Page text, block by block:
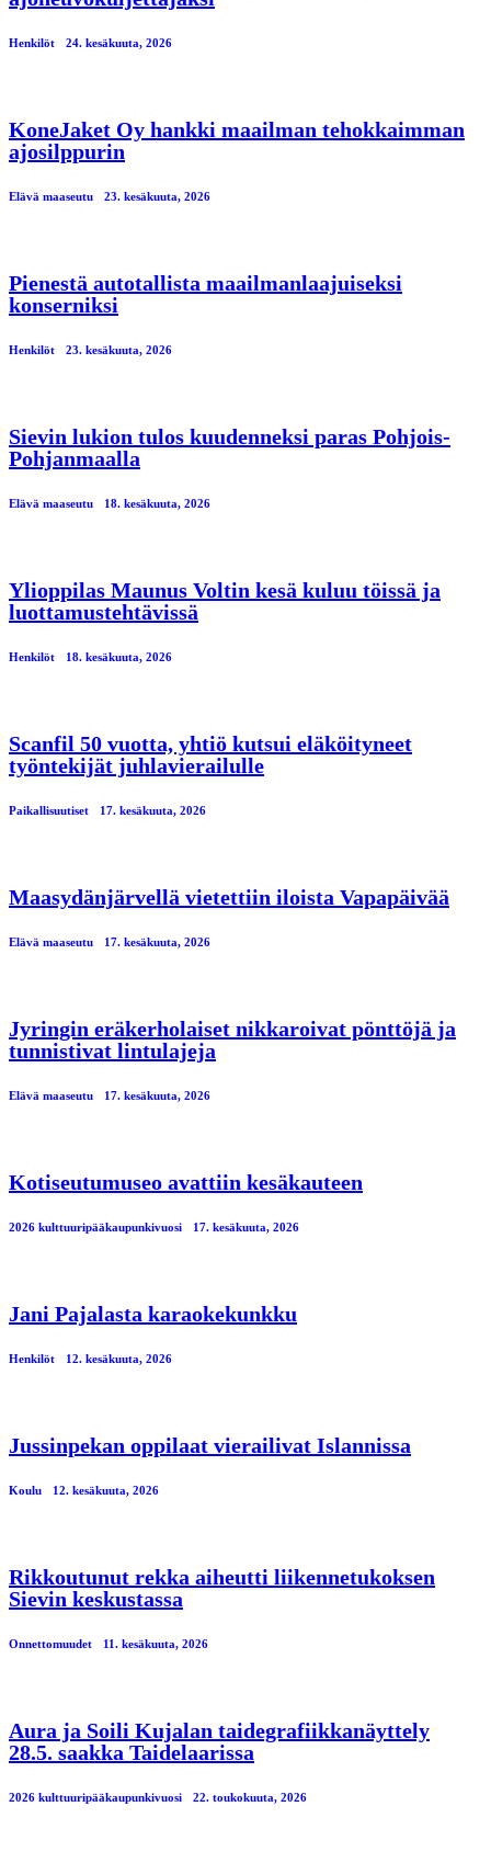
Henkilöt 24. kesäkuuta, 2026
KoneJaket Oy hankki maailman tehokkaimman
ajosilppurin
Elävä maaseutu 23. kesäkuuta, 2026
Pienestä autotallista maailmanlaajuiseksi
konserniksi
Henkilöt 23. kesäkuuta, 2026
Sievin lukion tulos kuudenneksi paras Pohjois-
Pohjanmaalla
Elävä maaseutu 18. kesäkuuta, 2026
Ylioppilas Maunus Voltin kesä kuluu töissä ja
luottamustehtävissä
Henkilöt 18. kesäkuuta, 2026
Scanfil 50 vuotta, yhtiö kutsui eläköityneet
työntekijät juhlavierailulle
Paikallisuutiset 17. kesäkuuta, 2026
Maasydänjärvellä vietettiin iloista Vapapäivää
Elävä maaseutu 17. kesäkuuta, 2026
Jyringin eräkerholaiset nikkaroivat pönttöjä ja
tunnistivat lintulajeja
Elävä maaseutu 17. kesäkuuta, 2026
Kotiseutumuseo avattiin kesäkauteen
2026 kulttuuripääkaupunkivuosi 17. kesäkuuta, 2026
Jani Pajalasta karaokekunkku
Henkilöt 12. kesäkuuta, 2026
Jussinpekan oppilaat vierailivat Islannissa
Koulu 12. kesäkuuta, 2026
Rikkoutunut rekka aiheutti liikennetukoksen
Sievin keskustassa
Onnettomuudet 11. kesäkuuta, 2026
Aura ja Soili Kujalan taidegrafiikkanäyttely
28.5. saakka Taidelaarissa
2026 kulttuuripääkaupunkivuosi 22. toukokuuta, 2026